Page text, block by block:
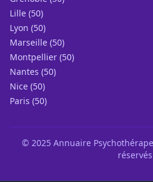
Lille (50)
Lyon (50)
Marseille (50)
Montpellier (50)
Nantes (50)
Nice (50)
Paris (50)
© 2025 Annuaire